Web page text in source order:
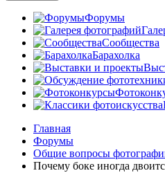
Форумы
Сообщества
Барахолка
Главная
Форумы
Общие вопросы
Почему боке иногда